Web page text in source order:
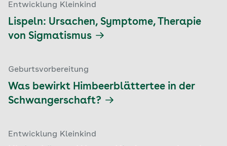
Entwicklung Kleinkind
Lispeln: Ursachen, Symptome, Therapie
von Sigmatismus
Geburtsvorbereitung
Was bewirkt Himbeerblättertee in der
Schwangerschaft?
Entwicklung Kleinkind